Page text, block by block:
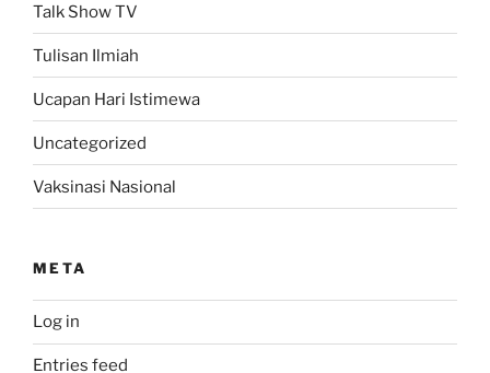
Talk Show TV
Tulisan Ilmiah
Ucapan Hari Istimewa
Uncategorized
Vaksinasi Nasional
META
Log in
Entries feed